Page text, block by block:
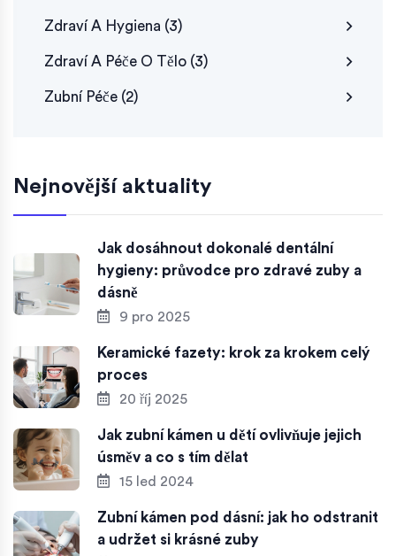
Zdraví A Hygiena (3)
Zdraví A Péče O Tělo (3)
Zubní Péče (2)
Nejnovější aktuality
Jak dosáhnout dokonalé dentální
hygieny: průvodce pro zdravé zuby a
dásně
9 pro 2025
Keramické fazety: krok za krokem celý
proces
20 říj 2025
Jak zubní kámen u dětí ovlivňuje jejich
úsměv a co s tím dělat
15 led 2024
Zubní kámen pod dásní: jak ho odstranit
a udržet si krásné zuby